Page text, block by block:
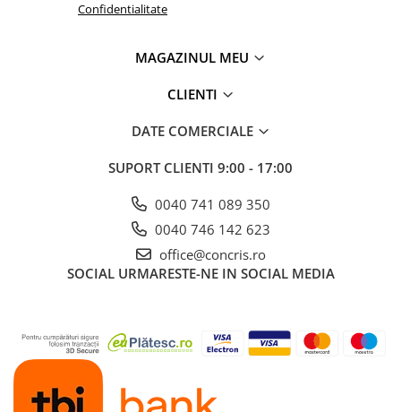
Confidentialitate
MAGAZINUL MEU
CLIENTI
DATE COMERCIALE
SUPORT CLIENTI 9:00 - 17:00
0040 741 089 350
0040 746 142 623
office@concris.ro
SOCIAL URMARESTE-NE IN SOCIAL MEDIA